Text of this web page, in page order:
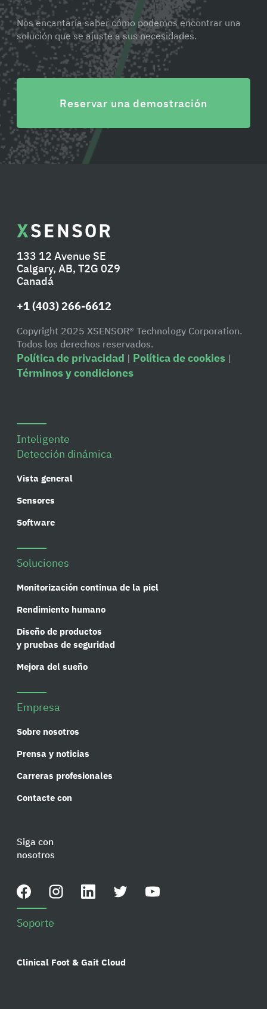
Nos encantaría saber cómo podemos encontrar una
solución que se ajuste a sus necesidades.
Reservar una demostración
133 12 Avenue SE
Calgary, AB, T2G 0Z9
Canadá
+1 (403) 266-6612
Copyright 2025 XSENSOR® Technology Corporation.
Todos los derechos reservados.
Política de privacidad | Política de cookies |
Términos y condiciones
Inteligente
Detección dinámica
Vista general
Sensores
Software
Soluciones
Monitorización continua de la piel
Rendimiento humano
Diseño de productos
y pruebas de seguridad
Mejora del sueño
Empresa
Sobre nosotros
Prensa y noticias
Carreras profesionales
Contacte con
Siga con
nosotros
Soporte
Clinical Foot & Gait Cloud